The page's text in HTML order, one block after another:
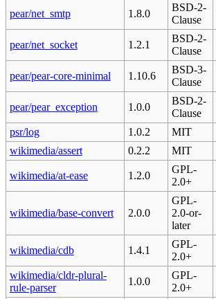
pear/net_smtp 1.8.0
BSD-2-
Clause
pear/net_socket 1.2.1
BSD-2-
Clause
pear/pear-core-minimal 1.10.6
BSD-3-
Clause
pear/pear_exception 1.0.0
BSD-2-
Clause
psr/log 1.0.2 MIT
wikimedia/assert
0.2.2 MIT
wikimedia/at-ease 1.2.0
GPL-
2.0+
wikimedia/base-convert 2.0.0
GPL-
2.0-or-
later
wikimedia/cdb 1.4.1
GPL-
2.0+
wikimedia/cldr-plural-
rule-parser
1.0.0
GPL-
2.0+